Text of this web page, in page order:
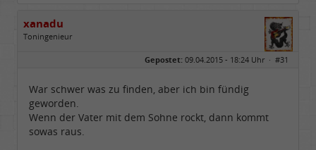
xanadu
Toningenieur
Rain am Lech (Bayern)
Beiträge:
6540
Dabei seit:
Gepostet: 09.04.2015 - 18:24 Uhr · #31
War schwer was zu finden, aber ich bin fündig
geworden.
Wenn der Vater mit dem Sohne rockt, dann kommt
sowas raus.